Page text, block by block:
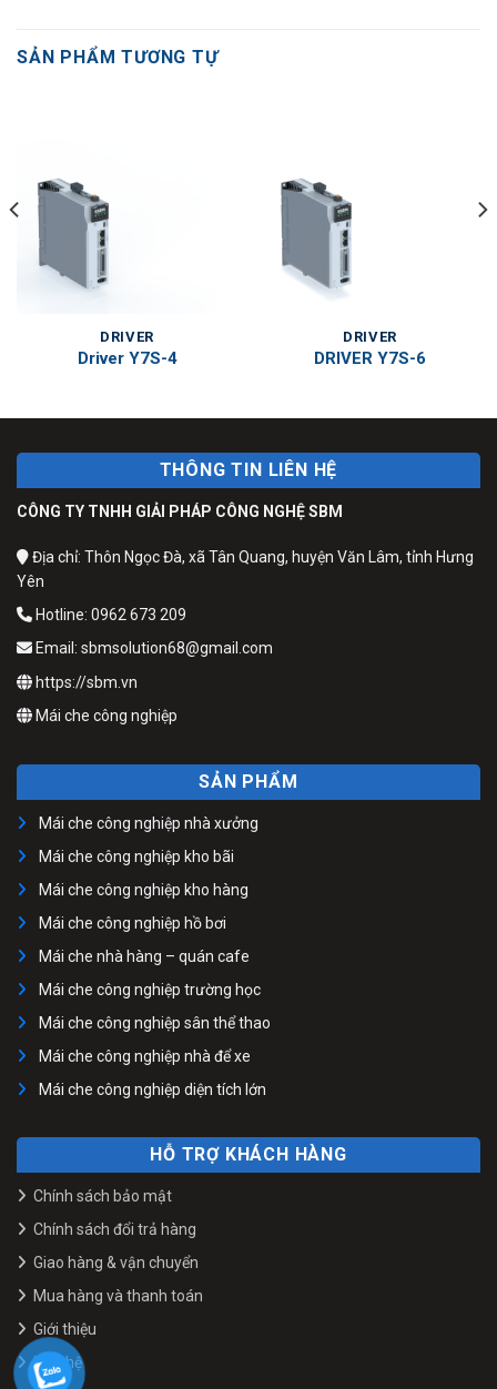
SẢN PHẨM TƯƠNG TỰ
DRIVER
Driver Y7S-4
DRIVER
DRIVER Y7S-6
THÔNG TIN LIÊN HỆ
CÔNG TY TNHH GIẢI PHÁP CÔNG NGHỆ SBM
Địa chỉ: Thôn Ngọc Đà, xã Tân Quang, huyện Văn Lâm, tỉnh Hưng
Yên
Hotline: 0962 673 209
Email: sbmsolution68@gmail.com
https://sbm.vn
Mái che công nghiệp
SẢN PHẨM
Mái che công nghiệp nhà xưởng
Mái che công nghiệp kho bãi
Mái che công nghiệp kho hàng
Mái che công nghiệp hồ bơi
Mái che nhà hàng – quán cafe
Mái che công nghiệp trường học
Mái che công nghiệp sân thể thao
Mái che công nghiệp nhà để xe
Mái che công nghiệp diện tích lớn
HỖ TRỢ KHÁCH HÀNG
Chính sách bảo mật
Chính sách đổi trả hàng
Giao hàng & vận chuyển
Mua hàng và thanh toán
Giới thiệu
Liên hệ